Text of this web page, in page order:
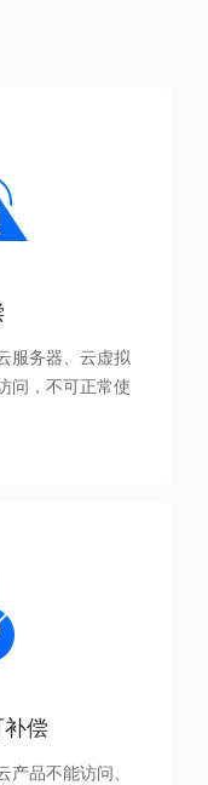
服务器、云虚拟
问，不可正常使
偿
产品不能访问、